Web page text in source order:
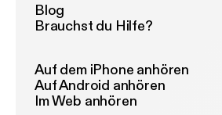
Blog
Brauchst du Hilfe?
Auf dem iPhone anhören
Auf Android anhören
Im Web anhören